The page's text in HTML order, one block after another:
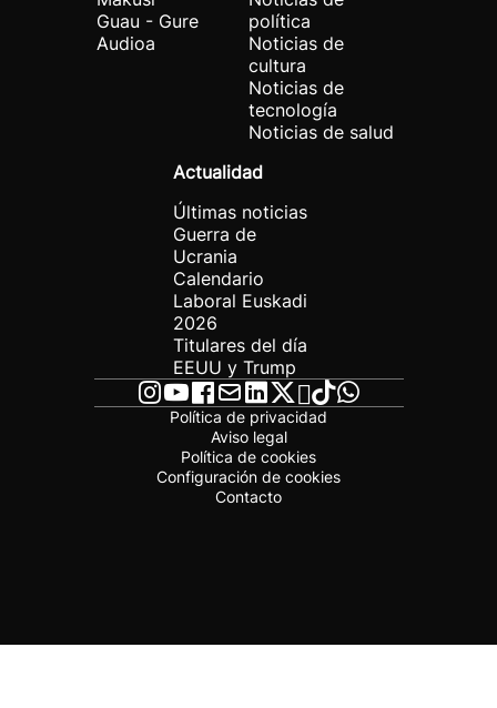
Guau - Gure
Audioa
política
Noticias de
cultura
Noticias de
tecnología
Noticias de salud
Actualidad
Últimas noticias
Guerra de
Ucrania
Calendario
Laboral Euskadi
2026
Titulares del día
EEUU y Trump
Política de privacidad
Aviso legal
Política de cookies
Configuración de cookies
Contacto